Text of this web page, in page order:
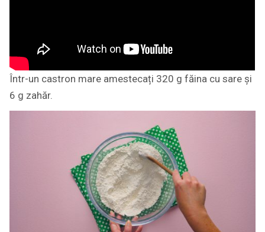
Într-un castron mare amestecați 320 g făina cu sare și
6 g zahăr.